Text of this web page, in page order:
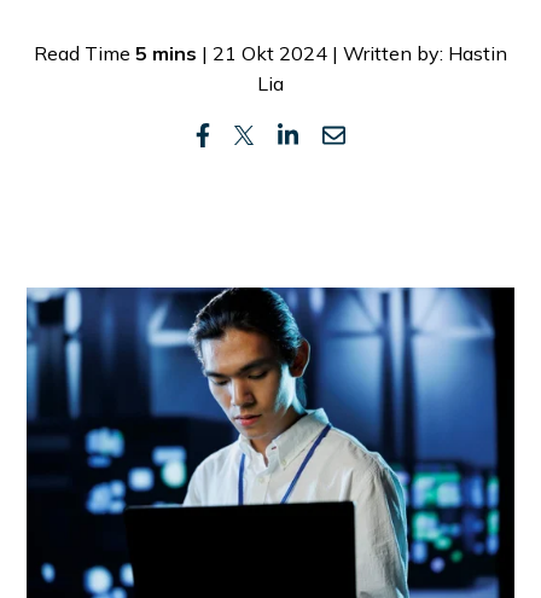
Read Time 5 mins | 21 Okt 2024 | Written by: Hastin
Lia